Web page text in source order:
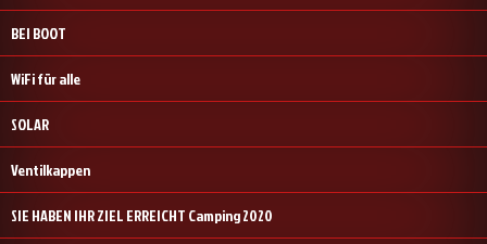
BEI BOOT
WiFi für alle
SOLAR
Ventilkappen
SIE HABEN IHR ZIEL ERREICHT Camping 2020